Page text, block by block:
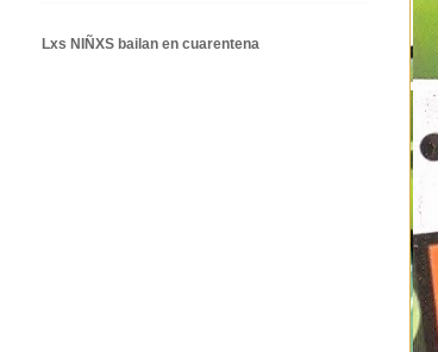
Lxs NIÑXS bailan en cuarentena